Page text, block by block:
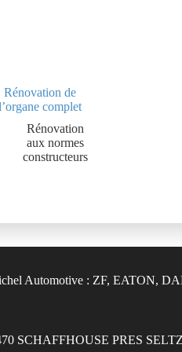
Rénovation de
complet
Rénovation
aux normes
constructeurs
SCHAFFHOUSE PRES